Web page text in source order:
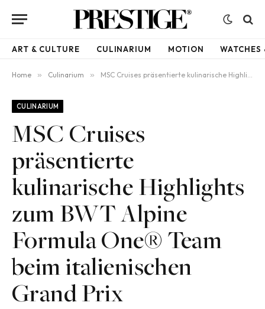
ART & CULTURE CULINARIUM MOTION WATCHES
Home » Culinarium » MSC Cruises präsentierte kulinarische Highlights zum BWT Alpine Formula One® Team beim italienischen Grand Prix
CULINARIUM
MSC Cruises
präsentierte
kulinarische Highlights
zum BWT Alpine
Formula One® Team
beim italienischen
Grand Prix